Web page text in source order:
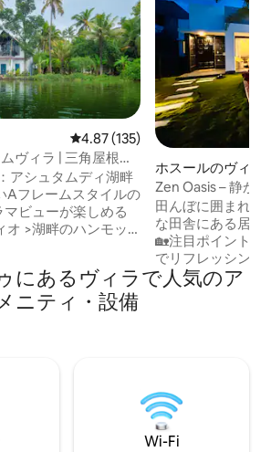
レビュー135件、5つ星中4.87つ
4.87 (135)
ヴィラ | 三角屋根の
| ハンモック
アシュタムディ湖畔
Aフレームスタイルの
オ >湖畔のハンモッ
ルームのみ）を備え
ド >必需品を備えた
ベキュー（有料） >
サービス > タク
トゥク）との提携 *
* 徒歩100m（車での
ホスールのヴィラ
Zen Oasis – 静か
家
田んぼに囲まれた
な田舎にある居心
🏡注目ポイント：
でリフレッシング
星空の下でランチ
スイムデッキ • 田
•カップル、ご家
ト可 🛏2～6名宿泊
遊ぶ。くつろぐ。
にあるヴィラで人気のア
ニティ・設備
Wi-Fi